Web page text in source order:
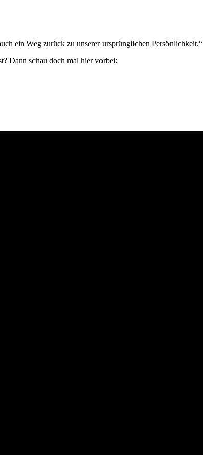
ein Weg zurück zu unserer ursprünglichen Persönlichkeit.“
Dann schau doch mal hier vorbei: